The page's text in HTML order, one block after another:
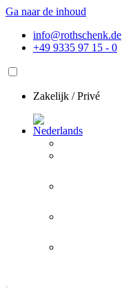
Ga naar de inhoud
info@rothschenk.de
+49 9335 97 15 - 0
Zakelijk /Privé